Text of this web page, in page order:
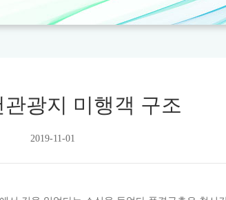
광지 미행객 구조
2019-11-01